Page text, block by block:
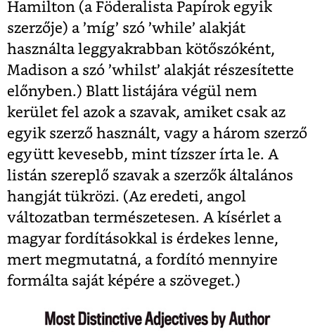
Hamilton (a Föderalista Papírok egyik
szerzője) a ’míg’ szó ’while’ alakját
használta leggyakrabban kötőszóként,
Madison a szó ’whilst’ alakját részesítette
előnyben.) Blatt listájára végül nem
kerület fel azok a szavak, amiket csak az
egyik szerző használt, vagy a három szerző
együtt kevesebb, mint tízszer írta le. A
listán szereplő szavak a szerzők általános
hangját tükrözi. (Az eredeti, angol
változatban természetesen. A kísérlet a
magyar fordításokkal is érdekes lenne,
mert megmutatná, a fordító mennyire
formálta saját képére a szöveget.)